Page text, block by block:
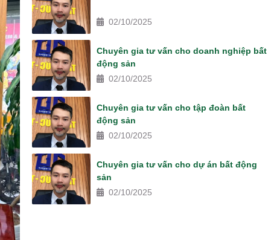
02/10/2025
Chuyên gia tư vấn cho doanh nghiệp bất
động sản
02/10/2025
Chuyên gia tư vấn cho tập đoàn bất
động sản
02/10/2025
Chuyên gia tư vấn cho dự án bất động
sản
02/10/2025